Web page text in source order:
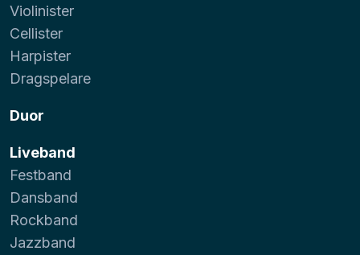
Violinister
Cellister
Harpister
Dragspelare
Duor
Liveband
Festband
Dansband
Rockband
Jazzband